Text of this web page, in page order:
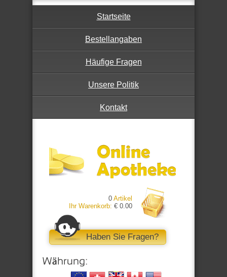
Startseite
Bestellangaben
Häufige Fragen
Unsere Politik
Kontakt
0Artikel
Ihr Warenkorb: € 0.00
Haben Sie Fragen?